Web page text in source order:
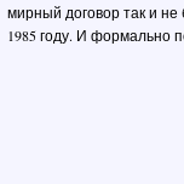
мирный договор так и
1985 году. И формально